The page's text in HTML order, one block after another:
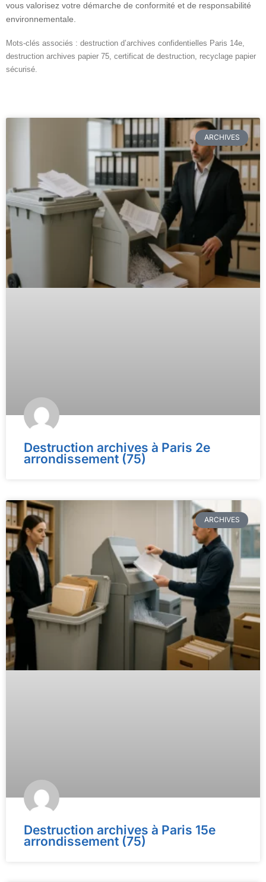
vous valorisez votre démarche de conformité et de responsabilité
environnementale.
Mots-clés associés : destruction d’archives confidentielles Paris 14e,
destruction archives papier 75, certificat de destruction, recyclage papier
sécurisé.
ARCHIVES
Destruction archives à Paris 2e
arrondissement (75)
ARCHIVES
Destruction archives à Paris 15e
arrondissement (75)